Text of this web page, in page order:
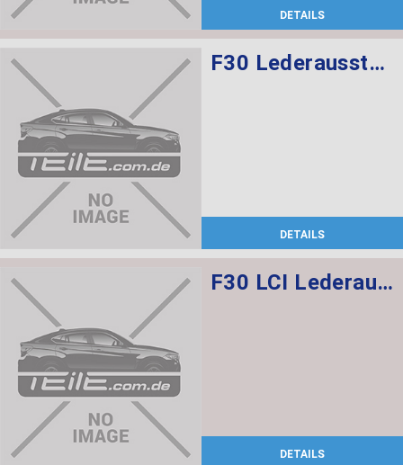
DETAILS
F30 Lederausstattung, Sportsitze, elekt. verstellbar mit memory, Sitzheizung vorne und hinten
DETAILS
F30 LCI Lederausstattung Dakota/ Schwarz, Elektrische Sportsitze mit memory vorne, Sitzheizung vorne + hinten
DETAILS